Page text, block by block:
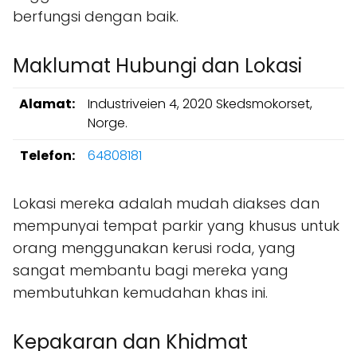
berfungsi dengan baik.
Maklumat Hubungi dan Lokasi
Alamat:
Industriveien 4, 2020 Skedsmokorset,
Norge.
Telefon:
64808181
Lokasi mereka adalah mudah diakses dan
mempunyai tempat parkir yang khusus untuk
orang menggunakan kerusi roda, yang
sangat membantu bagi mereka yang
membutuhkan kemudahan khas ini.
Kepakaran dan Khidmat